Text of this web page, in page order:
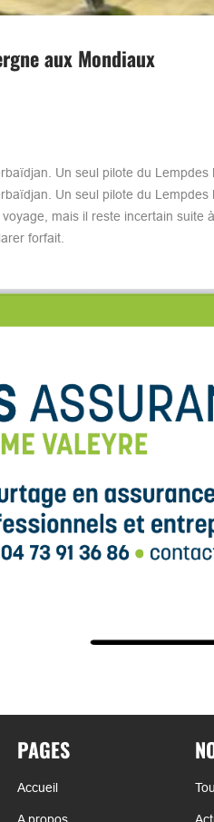
aux Mondiaux
Un seul pilote du
Un seul pilote du
mais il reste incertain suite
forfait.
PAGES
Accueil
A propos